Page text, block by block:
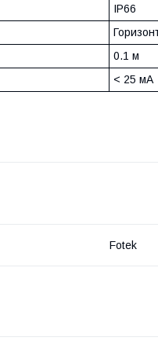
IP66
0.1 м
< 25 мА
Fotek